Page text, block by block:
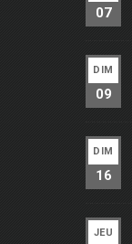
07
DIM
09
DIM
16
JEU